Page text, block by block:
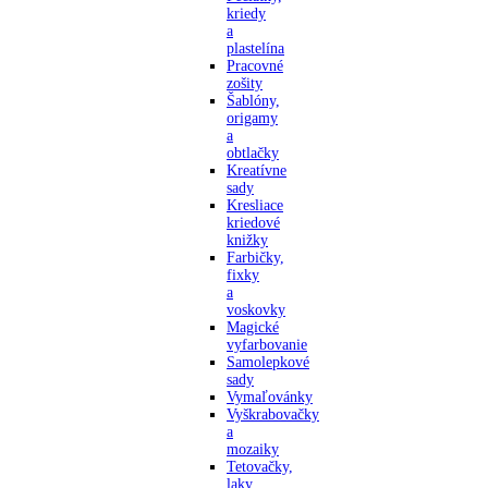
kriedy
a
plastelína
Pracovné
zošity
Šablóny,
origamy
a
obtlačky
Kreatívne
sady
Kresliace
kriedové
knižky
Farbičky,
fixky
a
voskovky
Magické
vyfarbovanie
Samolepkové
sady
Vymaľovánky
Vyškrabovačky
a
mozaiky
Tetovačky,
laky